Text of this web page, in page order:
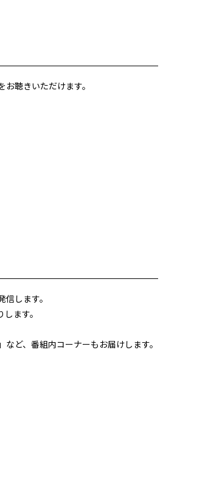
聴きいただけます。
します。
ます。
ど、番組内コーナーもお届けします。